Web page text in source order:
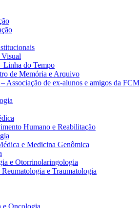
Linha do Tempo
de Memória e Arquivo
Associação de ex-alunos e amigos da FCM
Humano e Reabilitação
e Medicina Genômica
e Otorrinolaringologia
e Traumatologia
e Oncologia